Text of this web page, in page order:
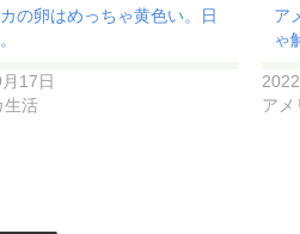
の卵はめっちゃ黄色い。日
17日
生活
ア
ゃ
アメ